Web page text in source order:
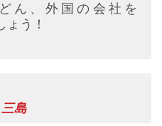
ん、外国の会社を
う！
島